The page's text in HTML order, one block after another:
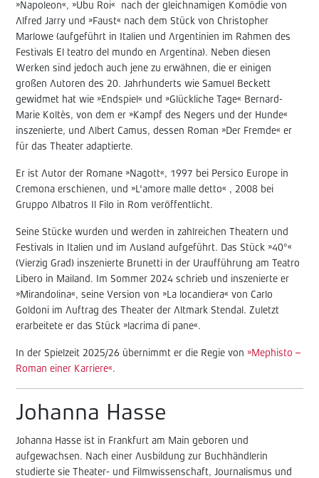
»Napoleon«, »Ubu Roi«
nach der gleichnamigen Komödie von
Alfred Jarry und »Faust« nach dem Stück von Christopher
Marlowe (aufgeführt in Italien und Argentinien im Rahmen des
Festivals El teatro del mundo en Argentina). Neben diesen
Werken sind jedoch auch jene zu erwähnen, die er einigen
großen Autoren des 20. Jahrhunderts wie Samuel Beckett
gewidmet hat wie »Endspiel« und »Glückliche Tage« Bernard-
Marie Koltès, von dem er »Kampf des Negers und der Hunde«
inszenierte, und Albert Camus, dessen Roman »Der Fremde« er
für das Theater adaptierte.
Er ist Autor der Romane »Nagott«, 1997 bei Persico Europe in
Cremona erschienen, und »L'amore malle detto« , 2008 bei
Gruppo Albatros Il Filo in Rom veröffentlicht.
Seine Stücke wurden und werden in zahlreichen Theatern und
Festivals in Italien und im Ausland aufgeführt. Das Stück »40°«
(Vierzig Grad) inszenierte Brunetti in der Uraufführung am Teatro
Libero in Mailand. Im Sommer 2024 schrieb und inszenierte er
»Mirandolina«, seine Version von »La locandiera« von Carlo
Goldoni im Auftrag des Theater der Altmark Stendal. Zuletzt
erarbeitete er das Stück »lacrima di pane«.
In der Spielzeit 2025/26 übernimmt er die Regie von »Mephisto –
Roman einer Karriere«.
Johanna Hasse
Johanna Hasse ist in Frankfurt am Main geboren und
aufgewachsen. Nach einer Ausbildung zur Buchhändlerin
studierte sie Theater- und Filmwissenschaft, Journalismus und